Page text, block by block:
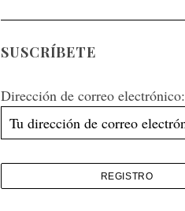
SUSCRÍBETE
Dirección de correo electrónico: